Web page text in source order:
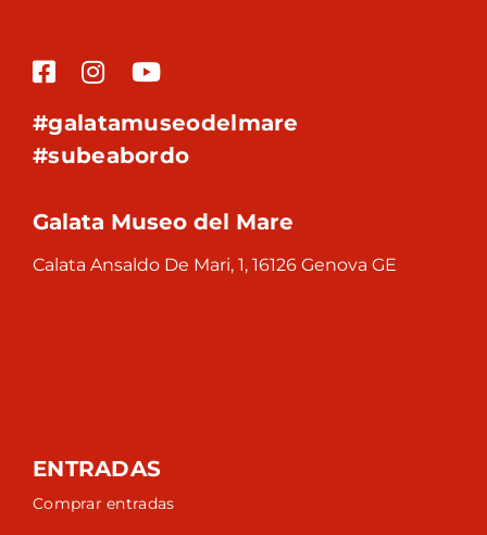
#galatamuseodelmare
#subeabordo
Galata Museo del Mare
Calata Ansaldo De Mari, 1, 16126 Genova GE
ENTRADAS
Comprar entradas